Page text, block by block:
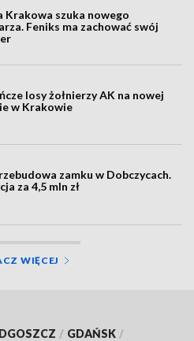
Krakowa szuka nowego
Feniks ma zachować swój
losy żołnierzy AK na nowej
w Krakowie
zamku w Dobczycach.
za 4,5 mln zł
WIĘCEJ
/ GDAŃSK /